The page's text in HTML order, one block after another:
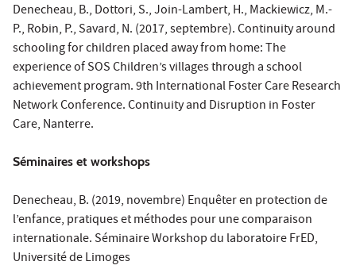
Denecheau, B., Dottori, S., Join-Lambert, H., Mackiewicz, M.-
P., Robin, P., Savard, N. (2017, septembre). Continuity around
schooling for children placed away from home: The
experience of SOS Children’s villages through a school
achievement program. 9th International Foster Care Research
Network Conference. Continuity and Disruption in Foster
Care, Nanterre.
Séminaires et workshops
Denecheau, B. (2019, novembre) Enquêter en protection de
l’enfance, pratiques et méthodes pour une comparaison
internationale. Séminaire Workshop du laboratoire FrED,
Université de Limoges